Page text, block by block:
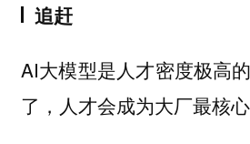
追赶
AI大模型是人才密度极高
了，人才会成为大厂最核